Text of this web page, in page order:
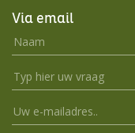
Via email